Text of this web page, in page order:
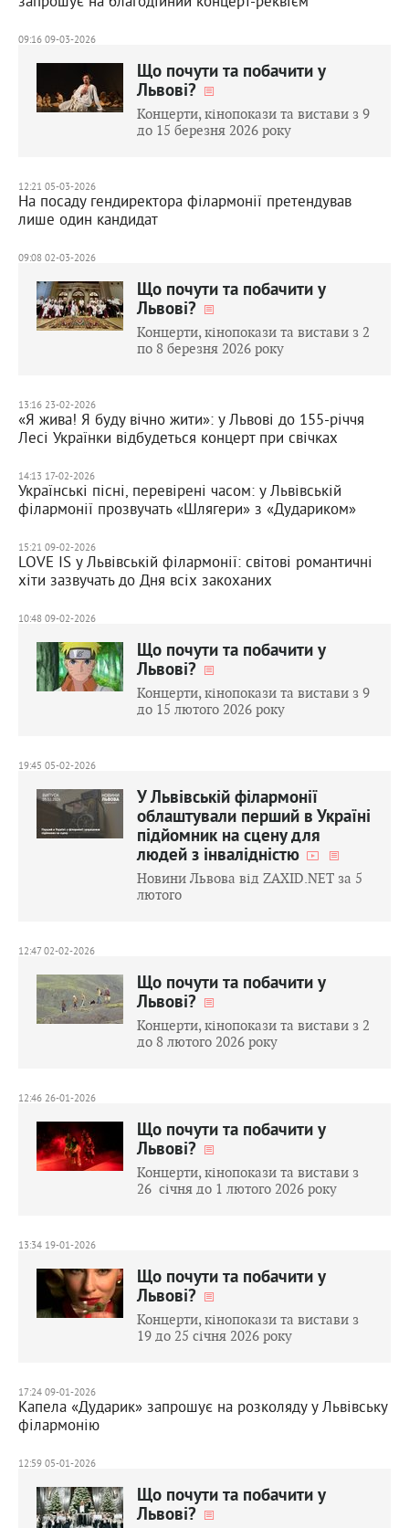
09:16 09-03-2026
Що почути та побачити у
Львові?
Концерти, кінопокази та вистави з 9
до 15 березня 2026 року
12:21 05-03-2026
На посаду гендиректора філармонії претендував
лише один кандидат
09:08 02-03-2026
Що почути та побачити у
Львові?
Концерти, кінопокази та вистави з 2
по 8 березня 2026 року
13:16 23-02-2026
«Я жива! Я буду вічно жити»: у Львові до 155-річчя
Лесі Українки відбудеться концерт при свічках
14:13 17-02-2026
Українські пісні, перевірені часом: у Львівській
філармонії прозвучать «Шлягери» з «Дудариком»
15:21 09-02-2026
LOVE IS у Львівській філармонії: світові романтичні
хіти зазвучать до Дня всіх закоханих
10:48 09-02-2026
Що почути та побачити у
Львові?
Концерти, кінопокази та вистави з 9
до 15 лютого 2026 року
19:45 05-02-2026
У Львівській філармонії
облаштували перший в Україні
підйомник на сцену для
людей з інвалідністю
Новини Львова від ZAXID.NET за 5
лютого
12:47 02-02-2026
Що почути та побачити у
Львові?
Концерти, кінопокази та вистави з 2
до 8 лютого 2026 року
12:46 26-01-2026
Що почути та побачити у
Львові?
Концерти, кінопокази та вистави з
26 січня до 1 лютого 2026 року
13:34 19-01-2026
Що почути та побачити у
Львові?
Концерти, кінопокази та вистави з
19 до 25 січня 2026 року
17:24 09-01-2026
Капела «Дударик» запрошує на розколяду у Львівську
філармонію
12:59 05-01-2026
Що почути та побачити у
Львові?